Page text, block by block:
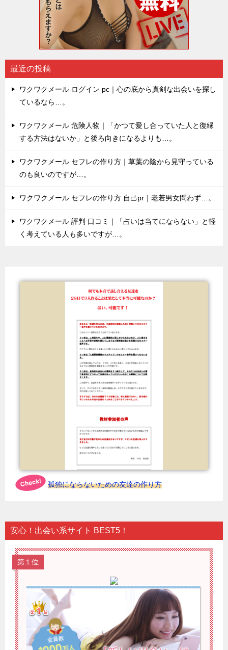
最近の投稿
ワクワクメール ログイン pc｜心の底から真剣な出会いを探し
ているなら…。
ワクワクメール 危険人物｜「かつて愛し合っていた人と復縁
する方法はないか」と後ろ向きになるよりも…。
ワクワクメール セフレの作り方｜草葉の陰から見守っている
のも良いのですが…。
ワクワクメール セフレの作り方 自己pr｜老若男女問わず…。
ワクワクメール 評判 口コミ｜「占いは当てにならない」と軽
く考えている人も多いですが…。
孤独にならないための友達の作り方
安心！出会い系サイト BEST5！
第１位